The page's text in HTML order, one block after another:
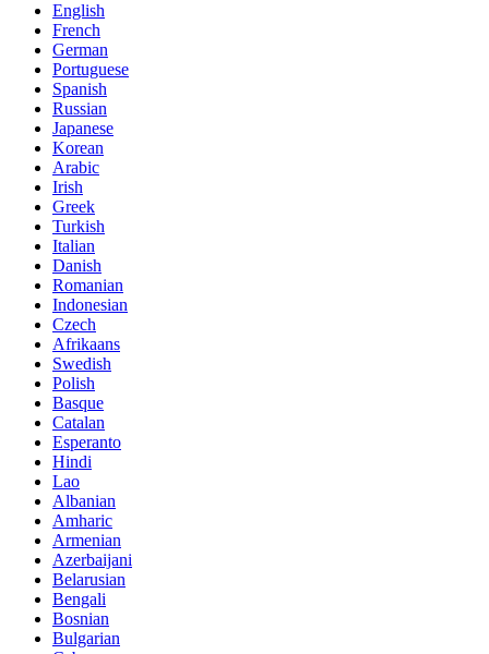
English
French
German
Portuguese
Spanish
Russian
Japanese
Korean
Arabic
Irish
Greek
Turkish
Italian
Danish
Romanian
Indonesian
Czech
Afrikaans
Swedish
Polish
Basque
Catalan
Esperanto
Hindi
Lao
Albanian
Amharic
Armenian
Azerbaijani
Belarusian
Bengali
Bosnian
Bulgarian